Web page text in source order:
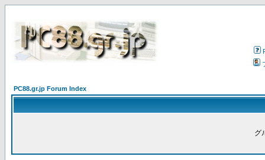
PC88.gr.jp Forum Index
グ